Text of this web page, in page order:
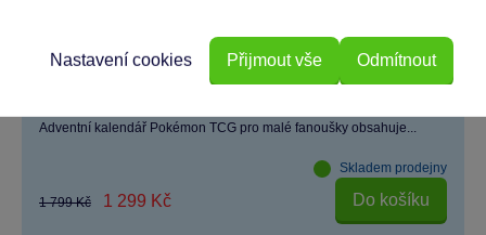
4 x
Adventní kalendář Pokémon TCG pro malé fanoušky obsahuje...
Skladem prodejny
1 799 Kč 1 299 Kč Do košíku
Odmítnout
Nastavení cookies Přijmout vše